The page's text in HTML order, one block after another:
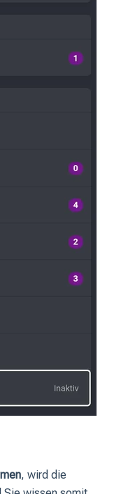
, wird die